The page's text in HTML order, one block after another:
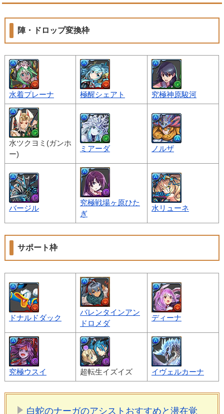
陣・ドロップ変換枠
水着プレーナ 極醒シェアト 究極神原駿河
水ツクヨミ(ガンホ
ー)
ミアーダ ノルザ
バージル
究極戦場ヶ原ひた
ぎ
水リューネ
サポート枠
ドナルドダック
バレンタインアン
ドロメダ
ディーナ
究極ウスイ 超転生イズイズ イヴェルカーナ
白蛇のナーガのアシストおすすめと潜在覚